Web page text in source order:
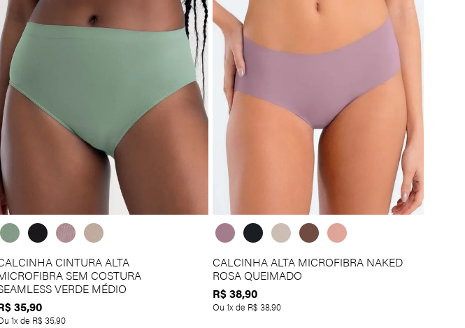
CINTURA ALTA
SEM COSTURA
VERDE MÉDIO
35,90
1x de R$ 35,90
CALCINHA ALTA MICROFIBRA NAKED
ROSA QUEIMADO
R$38,90
Ou 1x de R$ 38,90